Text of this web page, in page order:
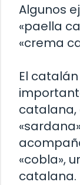
Algunos
«paella
«crema
El
catalana,
«cobla»,
catalana.